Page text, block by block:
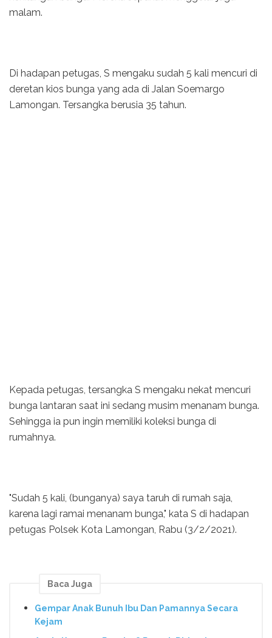
malam.
Di hadapan petugas, S mengaku sudah 5 kali mencuri di
deretan kios bunga yang ada di Jalan Soemargo
Lamongan. Tersangka berusia 35 tahun.
Kepada petugas, tersangka S mengaku nekat mencuri
bunga lantaran saat ini sedang musim menanam bunga.
Sehingga ia pun ingin memiliki koleksi bunga di
rumahnya.
"Sudah 5 kali, (bunganya) saya taruh di rumah saja,
karena lagi ramai menanam bunga," kata S di hadapan
petugas Polsek Kota Lamongan, Rabu (3/2/2021).
Baca Juga
Gempar Anak Bunuh Ibu Dan Pamannya Secara
Kejam